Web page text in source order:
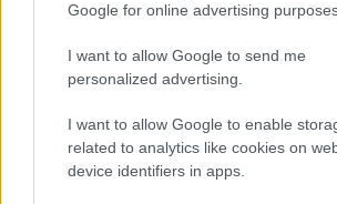
Google for online advertising
I want to allow Google to send me
personalized advertising.
I want to allow Google to enable
related to analytics like cookies on
device identifiers in apps.